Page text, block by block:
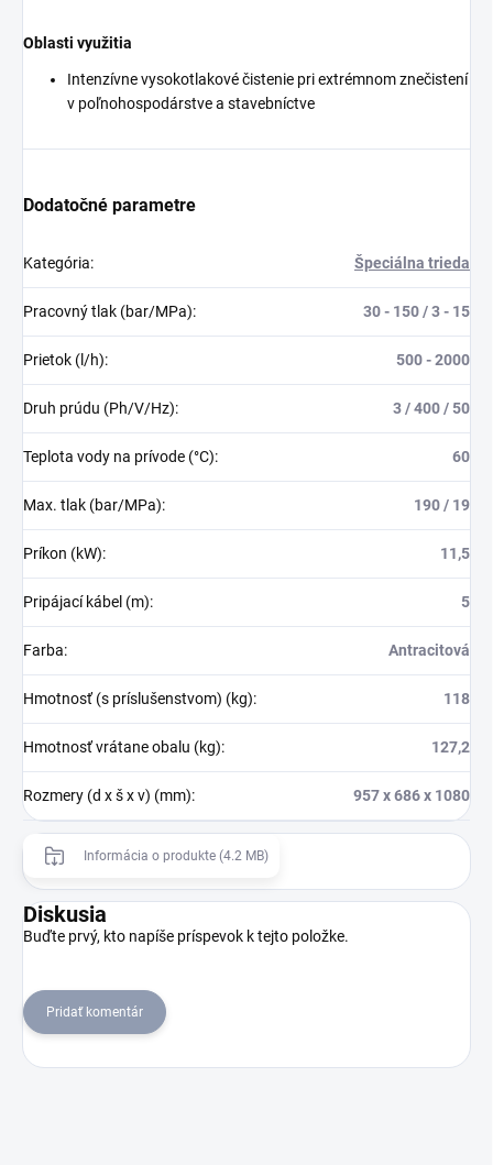
Oblasti využitia
Intenzívne vysokotlakové čistenie pri extrémnom znečistení
v poľnohospodárstve a stavebníctve
Dodatočné parametre
Kategória: Špeciálna trieda
Pracovný tlak (bar/MPa): 30 - 150 / 3 - 15
Prietok (l/h): 500 - 2000
Druh prúdu (Ph/V/Hz): 3 / 400 / 50
Teplota vody na prívode (°C): 60
Max. tlak (bar/MPa): 190 / 19
Príkon (kW): 11,5
Pripájací kábel (m): 5
Farba: Antracitová
Hmotnosť (s príslušenstvom) (kg): 118
Hmotnosť vrátane obalu (kg): 127,2
Rozmery (d x š x v) (mm): 957 x 686 x 1080
Informácia o produkte (4.2 MB)
Diskusia
Buďte prvý, kto napíše príspevok k tejto položke.
Pridať komentár